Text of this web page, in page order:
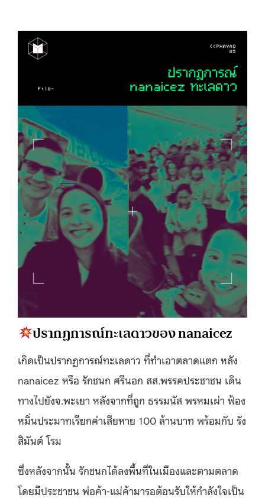
ปรากฏการณ์ทะเลดาวของ nanaicez
เกิดเป็นปรากฏการณ์ทะเลดาว ที่ทำเอาตลาดแตก หลัง
nanaicez หรือ รักชนก ศรีนอก สส.พรรคประชาชน เดิน
ทางไปยังจ.พะเยา หลังจากที่ถูก ธรรมนัส พรหมเผ่า ฟ้อง
หมิ่นประมาทเรียกค่าเสียหาย 100 ล้านบาท พร้อมกับ รัง
สิมันต์ โรม
ซึ่งหลังจากนั้น รักชนกได้ลงพื้นที่ในเมืองและตามตลาด
โดยมีประชาชน พ่อค้า-แม่ค้ามารอต้อนรับให้กำลังใจเป็น